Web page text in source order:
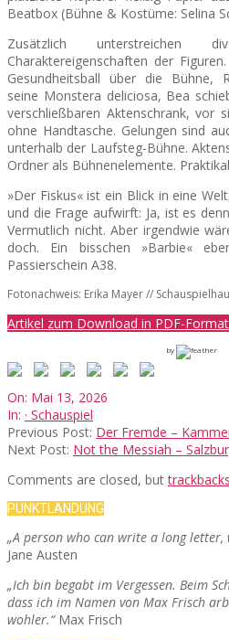
Beatbox (Bühne & Kostüme: Selina
Zusätzlich unterstreichen
Charaktereigenschaften der
Gesundheitsball über die Bühne,
seine Monstera deliciosa, Bea
verschließbaren Aktenschrank, vor
ohne Handtasche. Gelungen sind
unterhalb der Laufsteg-Bühne.
Ordner als Bühnenelemente.
»Der Fiskus« ist ein Blick in eine
und die Frage aufwirft: Ja, ist es
Vermutlich nicht. Aber irgendwie
doch. Ein bisschen »Barbie«
Passierschein A38.
Fotonachweis: Erika Mayer //
Artikel zum Download in PDF-Format
by
2026-
05-
13
On: Mai 13, 2026
In: · Schauspiel
Previous Post: Der Fremde –
Next Post: Not the Messiah –
Comments are closed, buttrackbacks
PUNKTLANDUNG
„A person who can write a long
Jane Austen
„Ich bin begabt im Vergessen. Beim
dass ich im Namen von Max Frisch
wohler.“Max Frisch